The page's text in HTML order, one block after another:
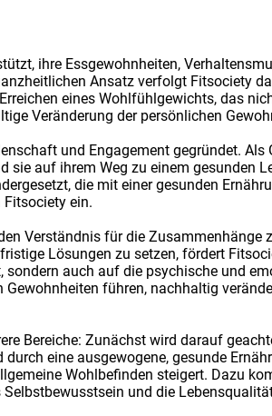
ihre Essgewohnheiten,
Ansatz verfolgt Fitsociety
eines Wohlfühlgewichts, das
Veränderung der persönlichen
und Engagement gegründet.
auf ihrem Weg zu einem gesunden
die mit einer gesunden
ein.
Verständnis für die Zusammenhänge
Lösungen zu setzen, fördert
auch auf die psychische und
führen, nachhaltig
Bereiche: Zunächst wird darauf
eine ausgewogene, gesunde
Wohlbefinden steigert. Dazu
und die